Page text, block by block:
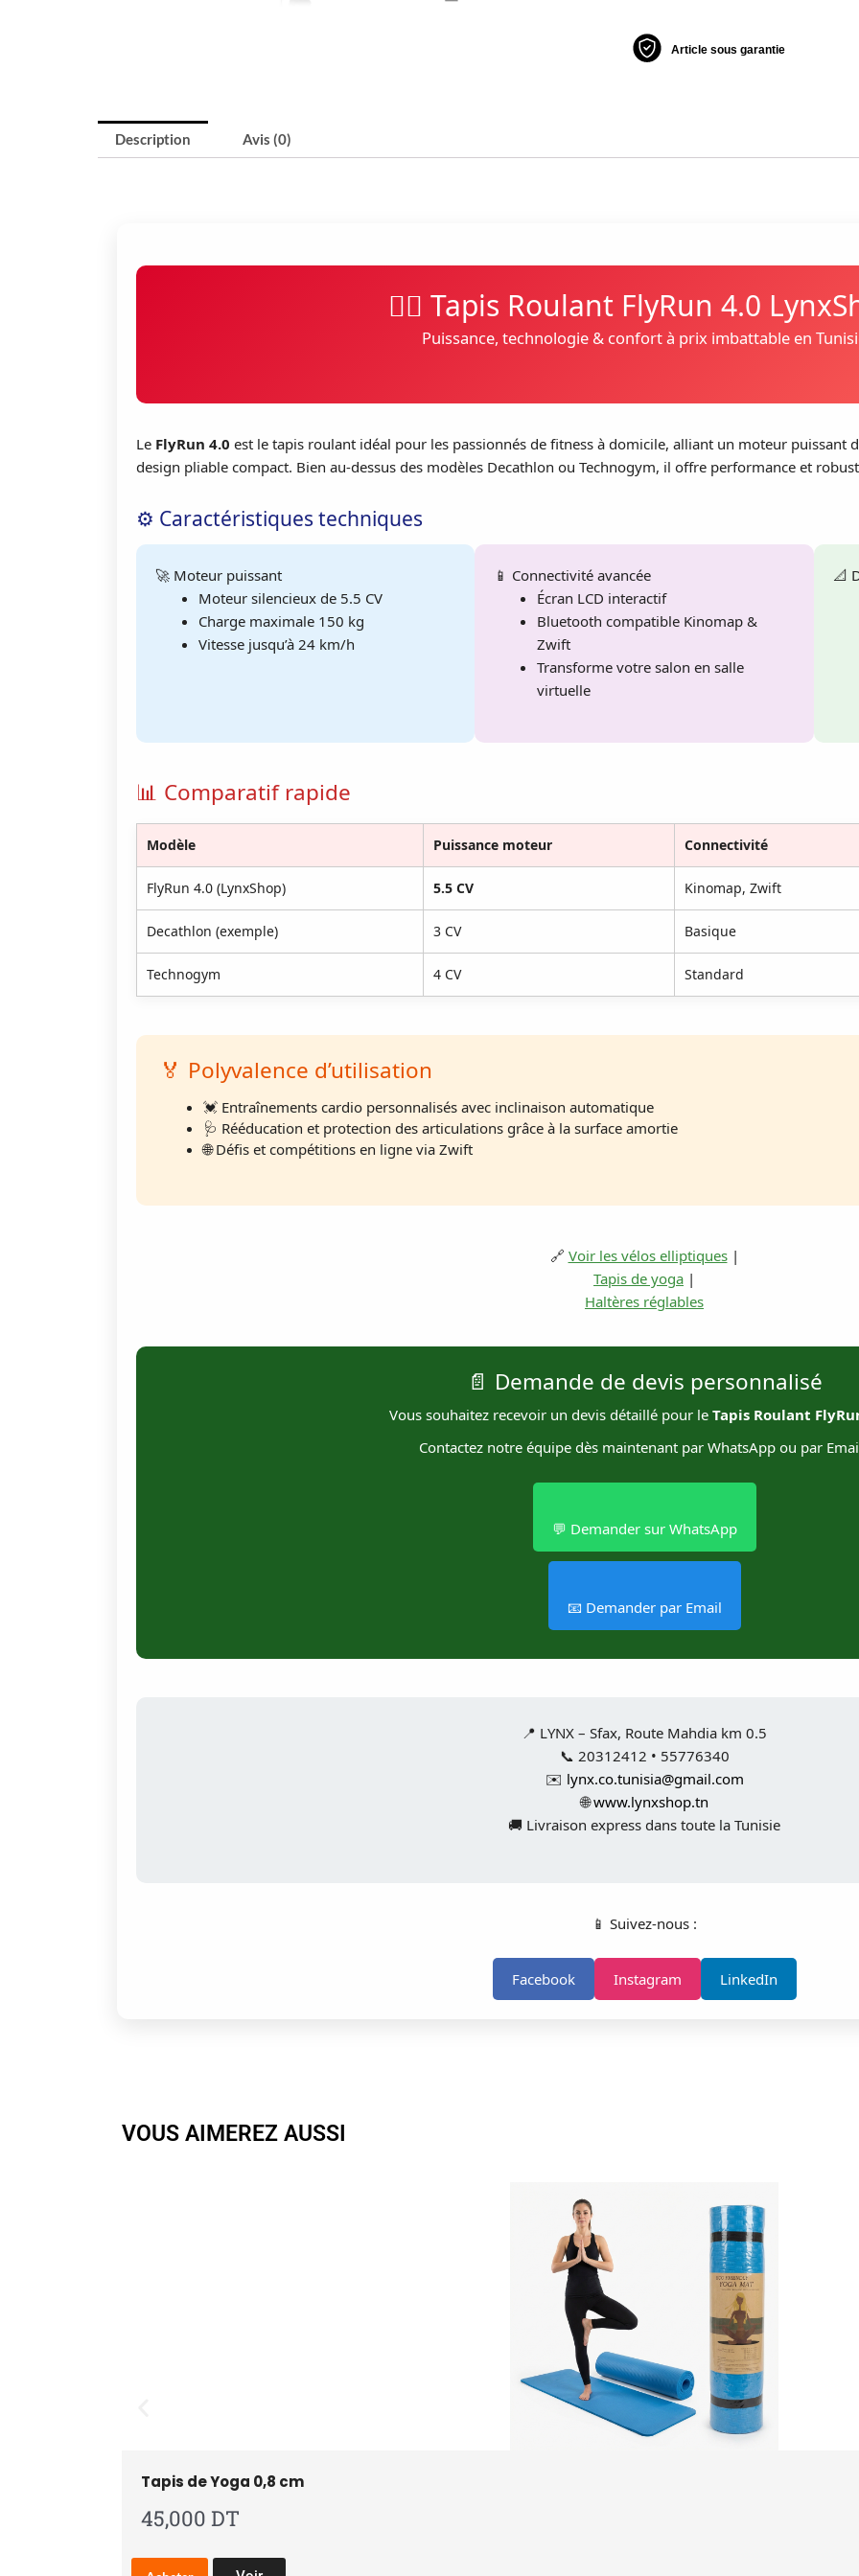
Article sous garantie
Description Avis (0)
🏃‍♂️ Tapis Roulant FlyRun 4.0
Puissance, technologie & confort à prix imbattable en
Le FlyRun 4.0 est le tapis roulant idéal pour les passionnés de fitness à domicile, alliant un moteur puissant
design pliable compact. Bien au-dessus des modèles Decathlon ou Technogym, il offre performance et
⚙️ Caractéristiques techniques
🚀 Moteur puissant
Moteur silencieux de 5.5 CV
Charge maximale 150 kg
Vitesse jusqu’à 24 km/h
📱 Connectivité avancée
Écran LCD interactif
Bluetooth compatible Kinomap &
Zwift
Transforme votre salon en salle
virtuelle
📐
📊 Comparatif rapide
Modèle Puissance moteur Connectivité
FlyRun 4.0 (LynxShop) 5.5 CV Kinomap, Zwift
Decathlon (exemple) 3 CV Basique
Technogym 4 CV Standard
🏅 Polyvalence d’utilisation
💓 Entraînements cardio personnalisés avec inclinaison automatique
🩺 Rééducation et protection des articulations grâce à la surface amortie
🌐 Défis et compétitions en ligne via Zwift
🔗 Voir les vélos elliptiques|
Tapis de yoga |
Haltères réglables
📄 Demande de devis personnalisé
Vous souhaitez recevoir un devis détaillé pour le Tapis Roulant
Contactez notre équipe dès maintenant par WhatsApp ou par
💬 Demander sur WhatsApp
📧 Demander par Email
📍 LYNX – Sfax, Route Mahdia km 0.5
📞 20312412 • 55776340
✉️ lynx.co.tunisia@gmail.com
🌐www.lynxshop.tn
🚚 Livraison express dans toute la Tunisie
📱 Suivez-nous :
Facebook Instagram LinkedIn
VOUS AIMEREZ AUSSI
Tapis de Yoga 0,8 cm
45,000 DT